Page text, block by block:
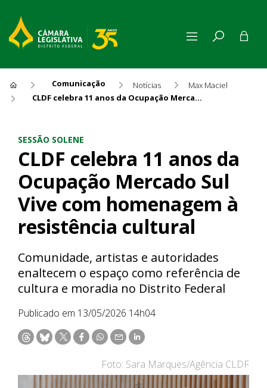
Comunicação Notícias
Max Maciel
CLDF celebra 11 anos da Ocupação Mercado Sul Vive com homenagem à resistência cultural
SESSÃO SOLENE
CLDF celebra 11 anos da
Ocupação Mercado Sul
Vive com homenagem à
resistência cultural
Comunidade, artistas e autoridades
enaltecem o espaço como referência de
cultura e moradia no Distrito Federal
Publicado em 13/05/2026 14h04
Foto: Sara Marques/Agência CLDF